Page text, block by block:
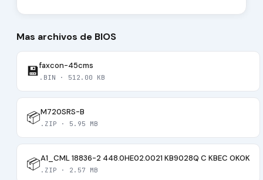
Mas archivos de BIOS
💾faxcon-45cms
.BIN · 512.00 KB
📦M720SRS-B
.ZIP · 5.95 MB
📦A1_CML 18836-2 448.0HE02.0021 KB9028Q C KBEC OKOK
.ZIP · 2.57 MB